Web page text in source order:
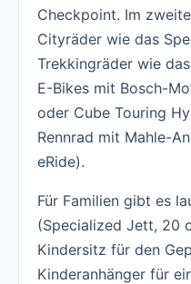
Checkpoint. Im
Cityräder wie das
Trekkingräder wie
E-Bikes mit Bosch-
oder Cube Touring
Rennrad mit Mahle-
eRide).
Für Familien gibt es
(Specialized Jett, 20
Kindersitz für den
Kinderanhänger für